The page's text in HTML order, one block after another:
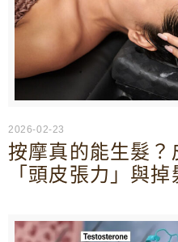
2026-02-23
按摩真的能生髮？
「頭皮張力」與掉